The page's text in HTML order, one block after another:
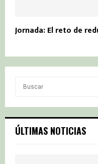
Jornada: El reto de
c
h
ÚLTIMAS NOTICIAS